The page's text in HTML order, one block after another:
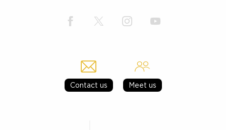
Contact us Meet us